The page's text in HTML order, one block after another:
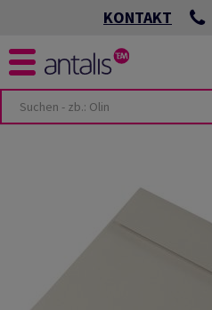
KONTAKT